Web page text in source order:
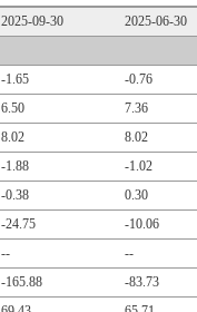
2025-09-30 2025-06-30
-1.65 -0.76
6.50 7.36
8.02 8.02
-1.88 -1.02
-0.38 0.30
-24.75 -10.06
-- --
-165.88 -83.73